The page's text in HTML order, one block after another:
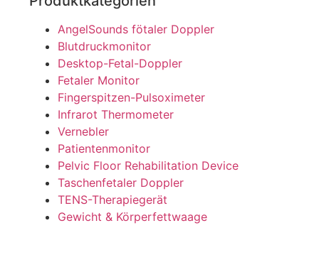
AngelSounds fötaler Doppler
Blutdruckmonitor
Desktop-Fetal-Doppler
Fetaler Monitor
Fingerspitzen-Pulsoximeter
Infrarot Thermometer
Vernebler
Patientenmonitor
Pelvic Floor Rehabilitation Device
Taschenfetaler Doppler
TENS-Therapiegerät
Gewicht & Körperfettwaage